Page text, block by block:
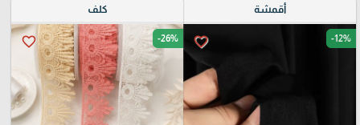
أقمشة
favorite_border -12%
كلف
favorite_border -26%